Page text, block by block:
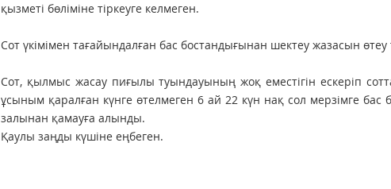
қызметі бөліміне тіркеуге келмеген.
Сот үкімімен тағайындалған бас бостандығынан шектеу жазасын өтеу
Сот, қылмыс жасау пиғылы туындауының жоқ еместігін ескеріп
ұсыным қаралған күнге өтелмеген 6 ай 22 күн нақ сол мерзімге
залынан қамауға алынды.
Қаулы заңды күшіне еңбеген.